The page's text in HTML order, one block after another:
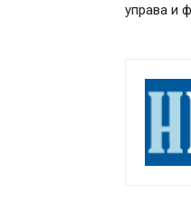
управа и